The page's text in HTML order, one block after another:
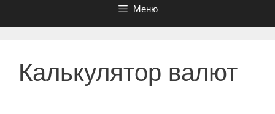
Меню
Калькулятор валют